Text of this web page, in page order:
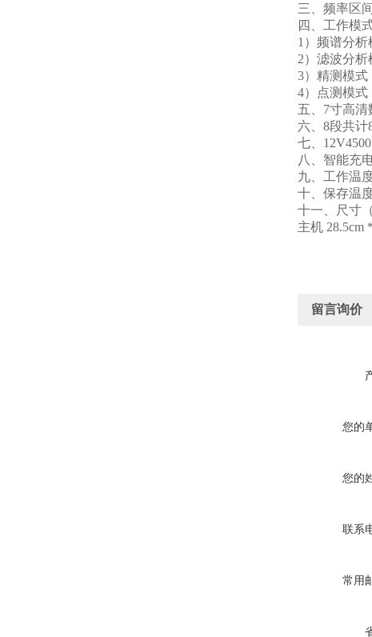
三、频率区
四、工作模
1）频谱分析
2）滤波分析
3）精测模式
4）点测模式
五、7寸高
六、8段共
七、
八、智能充
九、工作温
十、保存温
十一、尺寸
主机 28.5cm
留言询价
您的
您的
联系
常用